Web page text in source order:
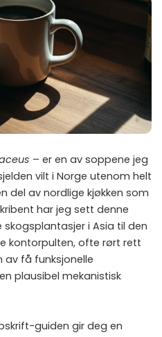
– er en av soppene jeg
vilt i Norge utenom helt
del av nordlige kjøkken som
har jeg sett denne
i Asia til den
kontorpulten, ofte rørt rett
av få funksjonelle
plausibel mekanistisk
guiden gir deg en